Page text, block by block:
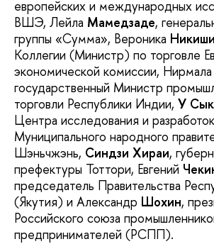
европейских и международных
ВШЭ, Лейла Мамедзаде,
группы «Сумма», Вероника
Коллегии (Министр) по торговле
экономической комиссии, Нирмала
государственный Министр
торговли Республики Индии, У
Центра исследования и разработок
Муниципального народного
Шэньчжэнь, Синдзи Хираи,
префектуры Тоттори, Евгений
председатель Правительства
(Якутия) и Александр Шохин,
Российского союза
предпринимателей (РСПП).